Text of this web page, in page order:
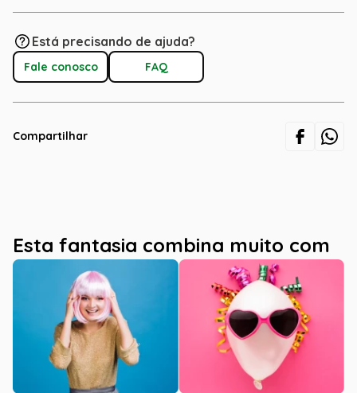
Está precisando de ajuda?
Fale conosco FAQ
Compartilhar
Esta fantasia combina muito com